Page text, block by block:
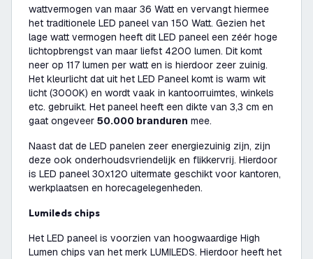
wattvermogen van maar 36 Watt en vervangt hiermee
het traditionele LED paneel van 150 Watt. Gezien het
lage watt vermogen heeft dit LED paneel een zéér hoge
lichtopbrengst van maar liefst 4200 lumen. Dit komt
neer op 117 lumen per watt en is hierdoor zeer zuinig.
Het kleurlicht dat uit het LED Paneel komt is warm wit
licht (3000K) en wordt vaak in kantoorruimtes, winkels
etc. gebruikt. Het paneel heeft een dikte van 3,3 cm en
gaat ongeveer 50.000 branduren mee.
Naast dat de LED panelen zeer energiezuinig zijn, zijn
deze ook onderhoudsvriendelijk en flikkervrij. Hierdoor
is LED paneel 30x120 uitermate geschikt voor kantoren,
werkplaatsen en horecagelegenheden.
Lumileds chips
Het LED paneel is voorzien van hoogwaardige High
Lumen chips van het merk LUMILEDS. Hierdoor heeft het